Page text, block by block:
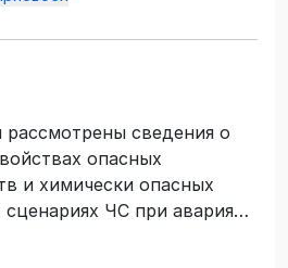
сведения о
опасных
и химически опасных
ЧС при авариях
средства и